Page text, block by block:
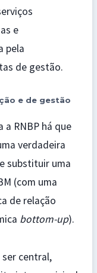
e
pela
de gestão.
e de gestão
RNBP há que
verdadeira
substituir uma
(com uma
de relação
bottom-up).
central,